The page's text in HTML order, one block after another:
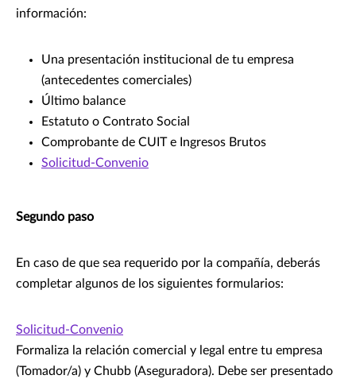
información:
Una presentación institucional de tu empresa
(antecedentes comerciales)
Último balance
Estatuto o Contrato Social
Comprobante de CUIT e Ingresos Brutos
Solicitud-Convenio
Segundo paso
En caso de que sea requerido por la compañía, deberás
completar algunos de los siguientes formularios:
Solicitud-Convenio
Formaliza la relación comercial y legal entre tu empresa
(Tomador/a) y Chubb (Aseguradora). Debe ser presentado